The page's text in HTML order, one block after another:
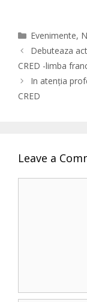
Categories
Evenimente,
Debuteaza
CRED -limba
In atenția
CRED
Leave a